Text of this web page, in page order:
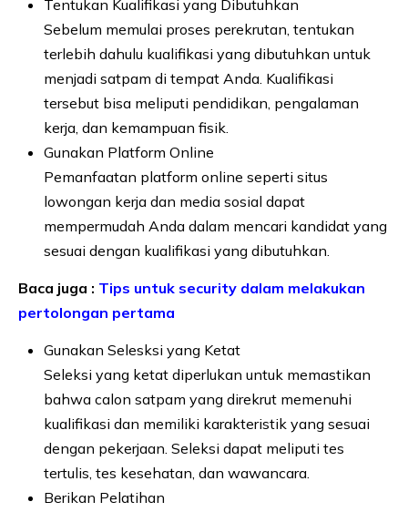
Tentukan Kualifikasi yang Dibutuhkan
Sebelum memulai proses perekrutan, tentukan
terlebih dahulu kualifikasi yang dibutuhkan untuk
menjadi satpam di tempat Anda. Kualifikasi
tersebut bisa meliputi pendidikan, pengalaman
kerja, dan kemampuan fisik.
Gunakan Platform Online
Pemanfaatan platform online seperti situs
lowongan kerja dan media sosial dapat
mempermudah Anda dalam mencari kandidat yang
sesuai dengan kualifikasi yang dibutuhkan.
Baca juga : Tips untuk security dalam melakukan
pertolongan pertama
Gunakan Selesksi yang Ketat
Seleksi yang ketat diperlukan untuk memastikan
bahwa calon satpam yang direkrut memenuhi
kualifikasi dan memiliki karakteristik yang sesuai
dengan pekerjaan. Seleksi dapat meliputi tes
tertulis, tes kesehatan, dan wawancara.
Berikan Pelatihan